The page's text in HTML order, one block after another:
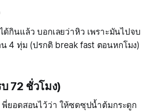
ด้กินแล้ว บอกเลยว่าหิว เพราะมันไปจบ
4 ทุ่ม (ปรกติ break fast ตอนหกโมง)
72 ชั่วโมง)
พี่ยอดสอนไว้ว่า ให้ซดซุปน้ำต้มกระดูก